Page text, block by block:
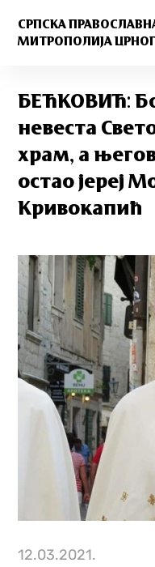
СРПСКА
МИТРОПОЛИЈА
БЕЋКОВИЋ:
невеста
храм, а
остао јереј
Кривокапић
12.03.2021.